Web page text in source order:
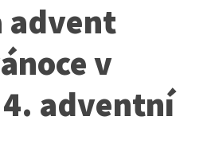
advent
v
adventní